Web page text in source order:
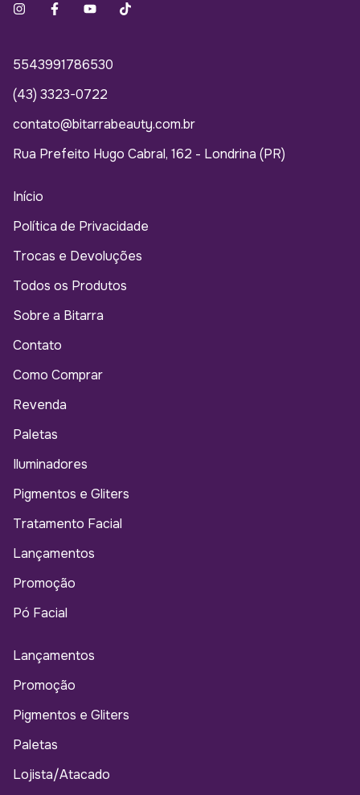
5543991786530
(43) 3323-0722
contato@bitarrabeauty.com.br
Rua Prefeito Hugo Cabral, 162 - Londrina (PR)
Início
Política de Privacidade
Trocas e Devoluções
Todos os Produtos
Sobre a Bitarra
Contato
Como Comprar
Revenda
Paletas
Iluminadores
Pigmentos e Gliters
Tratamento Facial
Lançamentos
Promoção
Pó Facial
Lançamentos
Promoção
Pigmentos e Gliters
Paletas
Lojista/Atacado